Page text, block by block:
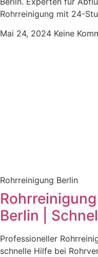
Rohrreinigung mit 24-
Mai 24, 2024 Keine
Rohrreinigung Berlin
Berlin |
Professioneller
schnelle Hilfe bei